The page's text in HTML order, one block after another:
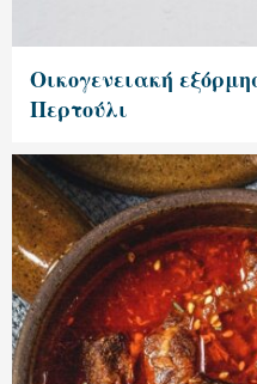
Οικογενειακή
Περτούλι